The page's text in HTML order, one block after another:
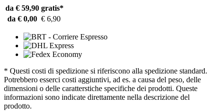
da € 59,90 gratis*
da € 0,00 € 6,90
* Questi costi di spedizione si riferiscono alla spedizione standard.
Potrebbero esserci costi aggiuntivi, ad es. a causa del peso, delle
dimensioni o delle caratterstiche specifiche dei prodotti. Queste
informazioni sono indicate direttamente nella descrizione del
prodotto.